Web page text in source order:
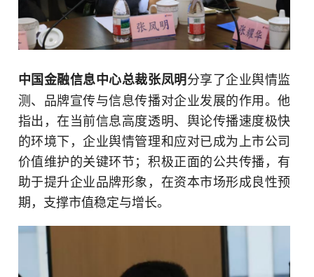
中国金融信息中心总裁张凤明分享了企业舆情监
测、品牌宣传与信息传播对企业发展的作用。他
指出，在当前信息高度透明、舆论传播速度极快
的环境下，企业舆情管理和应对已成为上市公司
价值维护的关键环节；积极正面的公共传播，有
助于提升企业品牌形象，在资本市场形成良性预
期，支撑市值稳定与增长。